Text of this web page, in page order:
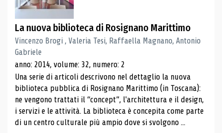
La nuova biblioteca di Rosignano Marittimo
Vincenzo Brogi , Valeria Tesi, Raffaella Magnano, Antonio
Gabriele
anno: 2014, volume: 32, numero: 2
Una serie di articoli descrivono nel dettaglio la nuova
biblioteca pubblica di Rosignano Marittimo (in Toscana):
ne vengono trattati il ​​“concept”, l'architettura e il design,
i servizi e le attività. La biblioteca è concepita come parte
di un centro culturale più ampio dove si svolgono ...